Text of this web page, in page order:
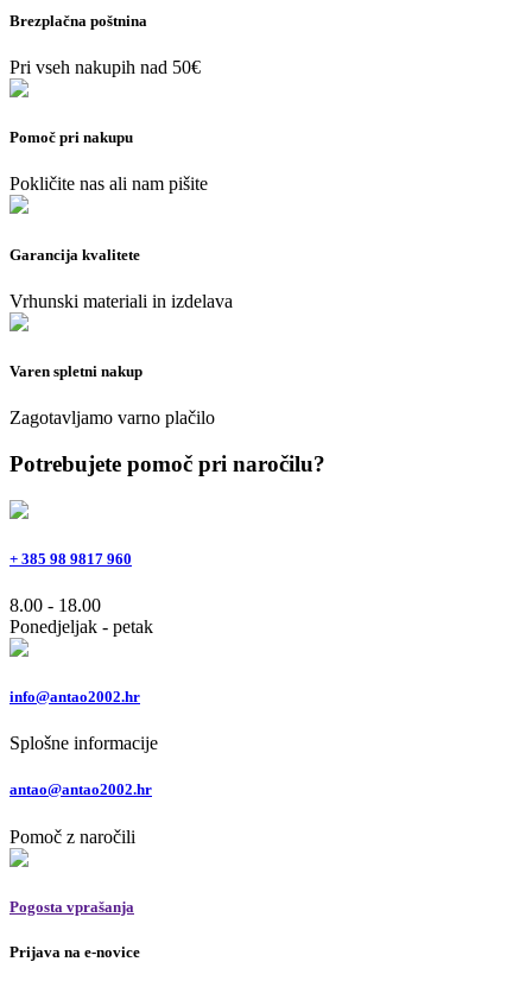
Brezplačna poštnina
Pri vseh nakupih nad 50€
Pomoč pri nakupu
Pokličite nas ali nam pišite
Garancija kvalitete
Vrhunski materiali in izdelava
Varen spletni nakup
Zagotavljamo varno plačilo
Potrebujete pomoč pri naročilu?
+ 385 98 9817 960
8.00 - 18.00
Ponedjeljak - petak
info@antao2002.hr
Splošne informacije
antao@antao2002.hr
Pomoč z naročili
Pogosta vprašanja
Prijava na e-novice